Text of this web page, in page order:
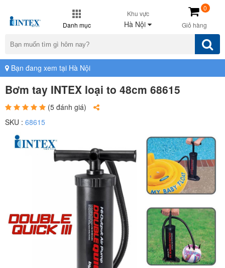
Danh mục
Khu vực
Hà Nội Giỏ hàng
0
Bạn đang xem tại Hà Nội
Bơm tay INTEX loại to 48cm 68615
(5 đánh giá)
SKU : 68615